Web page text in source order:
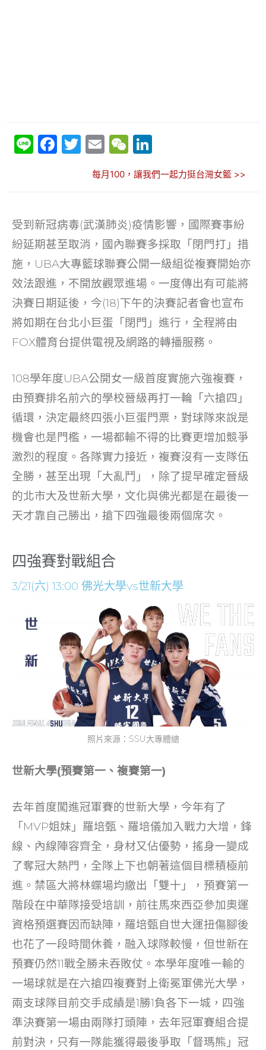
Li F
b
o
o
k
T
itt
E
ai
W
C
at
k
dI
n
每月100，讓我們一起力挺台灣女籃 >>
受到新冠病毒(武漢肺炎)疫情影響，國際賽事紛
紛延期甚至取消，國內聯賽多採取「閉門打」措
施，UBA大專籃球聯賽公開一級組從複賽開始亦
效法跟進，不開放觀眾進場。一度傳出有可能將
決賽日期延後，今(18)下午的決賽記者會也宣布
將如期在台北小巨蛋「閉門」進行，全程將由
FOX體育台提供電視及網路的轉播服務。
108學年度UBA公開女一級首度實施六強複賽，
由預賽排名前六的學校晉級再打一輪「六搶四」
循環，決定最終四張小巨蛋門票，對球隊來說是
機會也是門檻，一場都輸不得的比賽更增加競爭
激烈的程度。各隊實力接近，複賽沒有一支隊伍
全勝，甚至出現「大亂鬥」，除了提早確定晉級
的北市大及世新大學，文化與佛光都是在最後一
天才靠自己勝出，搶下四強最後兩個席次。
四強賽對戰組合
3/21(六) 13:00 佛光大學vs世新大學
照片來源：SSU大專體總
世新大學(預賽第一、複賽第一)
去年首度闖進冠軍賽的世新大學，今年有了
「MVP姐妹」羅培甄、羅培儀加入戰力大增，鋒
線、內線陣容齊全，身材又佔優勢，搖身一變成
了奪冠大熱門，全隊上下也朝著這個目標積極前
進。禁區大將林蝶場均繳出「雙十」，預賽第一
階段在中華隊接受培訓，前往馬來西亞參加奧運
資格預選賽因而缺陣，羅培甄自世大運扭傷腳後
也花了一段時間休養，融入球隊較慢，但世新在
預賽仍然11戰全勝未吞敗仗。本學年度唯一輸的
一場球就是在六搶四複賽對上衛冕軍佛光大學，
兩支球隊目前交手成績是1勝1負各下一城，四強
準決賽第一場由兩隊打頭陣，去年冠軍賽組合提
前對決，只有一隊能獲得最後爭取「督瑪熊」冠